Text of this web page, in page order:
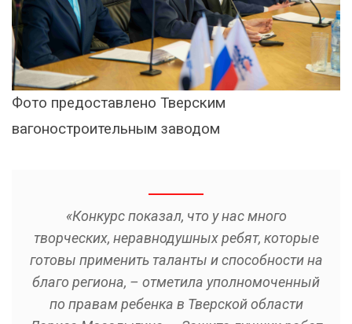
Фото предоставлено Тверским
вагоностроительным заводом
«Конкурс показал, что у нас много
творческих, неравнодушных ребят, которые
готовы применить таланты и способности на
благо региона, – отметила уполномоченный
по правам ребенка в Тверской области